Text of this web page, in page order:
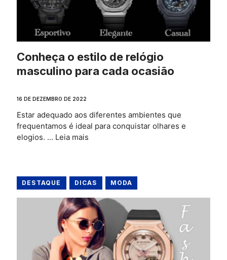
Conheça o estilo de relógio
masculino para cada ocasião
16 DE DEZEMBRO DE 2022
Estar adequado aos diferentes ambientes que
frequentamos é ideal para conquistar olhares e
elogios. … Leia mais
DESTAQUE DICAS MODA